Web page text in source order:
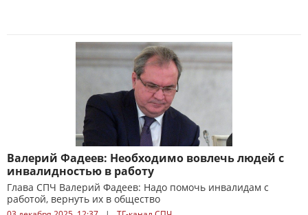
Валерий Фадеев: Необходимо вовлечь людей с
инвалидностью в работу
Глава СПЧ Валерий Фадеев: Надо помочь инвалидам с
работой, вернуть их в общество